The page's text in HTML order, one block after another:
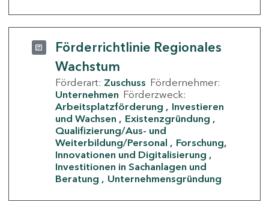
Förderrichtlinie Regionales
Wachstum
Förderart: Zuschuss Fördernehmer:
Unternehmen Förderzweck:
Arbeitsplatzförderung
Investieren
und Wachsen
Existenzgründung
Qualifizierung/Aus- und
Weiterbildung/Personal
Forschung,
Innovationen und Digitalisierung
Investitionen in Sachanlagen und
Beratung
Unternehmensgründung